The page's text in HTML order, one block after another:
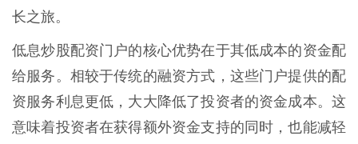
长之旅。
低息炒股配资门户的核心优势在于其低成本的资金配
给服务。相较于传统的融资方式，这些门户提供的配
资服务利息更低，大大降低了投资者的资金成本。这
意味着投资者在获得额外资金支持的同时，也能减轻